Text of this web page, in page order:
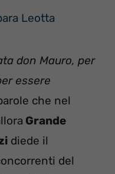
Leotta
don Mauro, per
essere
che nel
Grande
diede il
del